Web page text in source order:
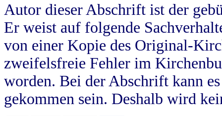
Autor dieser Abschrift ist der
Er weist auf folgende
von einer Kopie des Original-
zweifelsfreie Fehler im
worden. Bei der Abschrift kann
gekommen sein. Deshalb wird